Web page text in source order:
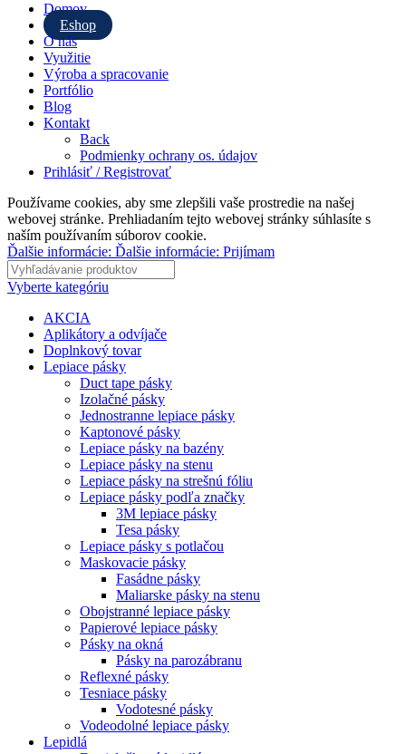
Domov
Eshop
O nás
Využitie
Výroba a spracovanie
Portfólio
Blog
Kontakt
Back
Podmienky ochrany os. údajov
Prihlásiť / Registrovať
Používame cookies, aby sme zlepšili vaše prostredie na našej
webovej stránke. Prehliadaním tejto webovej stránky súhlasíte s
naším používaním súborov cookie.
Ďalšie informácie: Ďalšie informácie: Prijímam
Vyberte kategóriu
AKCIA
Aplikátory a odvíjače
Doplnkový tovar
Lepiace pásky
Duct tape pásky
Izolačné pásky
Jednostranne lepiace pásky
Kaptonové pásky
Lepiace pásky na bazény
Lepiace pásky na stenu
Lepiace pásky na strešnú fóliu
Lepiace pásky podľa značky
3M lepiace pásky
Tesa pásky
Lepiace pásky s potlačou
Maskovacie pásky
Fasádne pásky
Maliarske pásky na stenu
Obojstranné lepiace pásky
Papierové lepiace pásky
Pásky na okná
Pásky na parozábranu
Reflexné pásky
Tesniace pásky
Vodotesné pásky
Vodeodolné lepiace pásky
Lepidlá